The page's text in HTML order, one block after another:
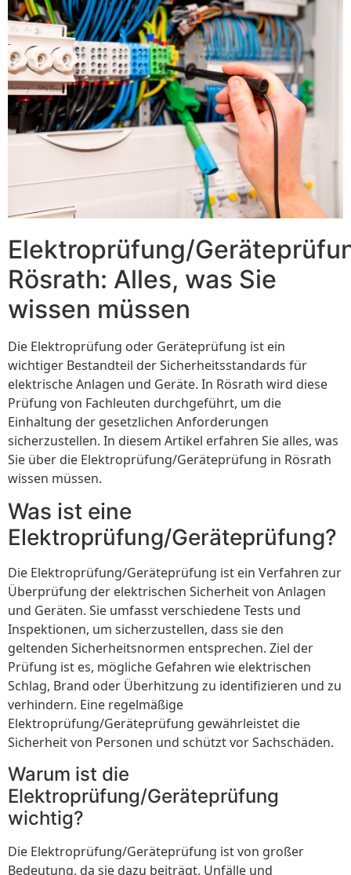
Elektroprüfung/
Rösrath: Alles, was Sie
wissen müssen
Die Elektroprüfung oder Geräteprüfung ist ein
wichtiger Bestandteil der Sicherheitsstandards für
elektrische Anlagen und Geräte. In Rösrath wird diese
Prüfung von Fachleuten durchgeführt, um die
Einhaltung der gesetzlichen Anforderungen
sicherzustellen. In diesem Artikel erfahren Sie alles, was
Sie über die Elektroprüfung/Geräteprüfung in Rösrath
wissen müssen.
Was ist eine
Elektroprüfung/Geräteprüfung?
Die Elektroprüfung/Geräteprüfung ist ein Verfahren zur
Überprüfung der elektrischen Sicherheit von Anlagen
und Geräten. Sie umfasst verschiedene Tests und
Inspektionen, um sicherzustellen, dass sie den
geltenden Sicherheitsnormen entsprechen. Ziel der
Prüfung ist es, mögliche Gefahren wie elektrischen
Schlag, Brand oder Überhitzung zu identifizieren und zu
verhindern. Eine regelmäßige
Elektroprüfung/Geräteprüfung gewährleistet die
Sicherheit von Personen und schützt vor Sachschäden.
Warum ist die
Elektroprüfung/Geräteprüfung
wichtig?
Die Elektroprüfung/Geräteprüfung ist von großer
Bedeutung, da sie dazu beiträgt, Unfälle und